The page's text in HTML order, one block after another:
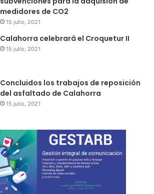
medidores de CO2
15 julio, 2021
Calahorra celebrará el Croquetur II
15 julio, 2021
Concluidos los trabajos de reposición
del asfaltado de Calahorra
15 julio, 2021